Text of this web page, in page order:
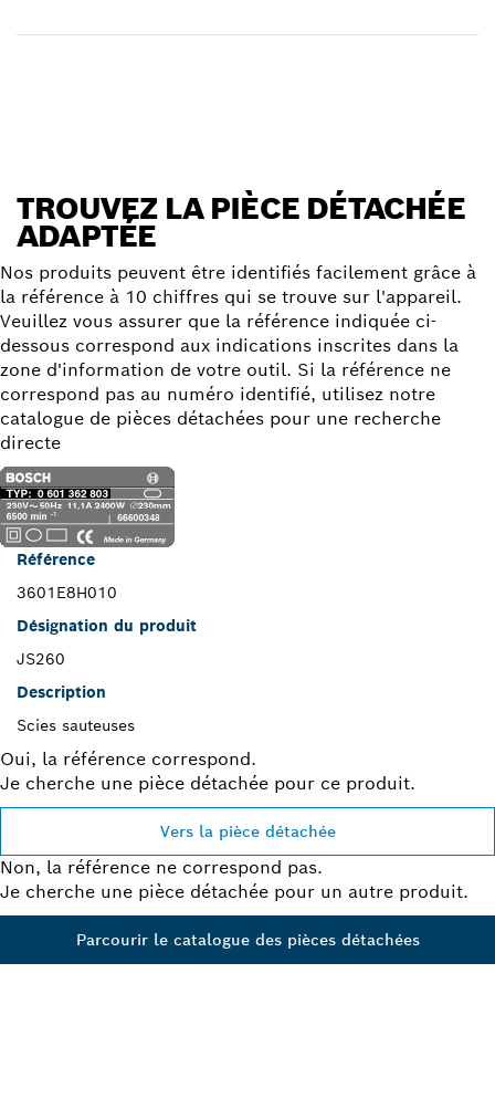
TROUVEZ LA PIÈCE DÉTACHÉE
ADAPTÉE
Nos produits peuvent être identifiés facilement grâce à
la référence à 10 chiffres qui se trouve sur l'appareil.
Veuillez vous assurer que la référence indiquée ci-
dessous correspond aux indications inscrites dans la
zone d'information de votre outil. Si la référence ne
correspond pas au numéro identifié, utilisez notre
catalogue de pièces détachées pour une recherche
directe
Référence
3601E8H010
Désignation du produit
JS260
Description
Scies sauteuses
Oui, la référence correspond.
Je cherche une pièce détachée pour ce produit.
Vers la pièce détachée
Non, la référence ne correspond pas.
Je cherche une pièce détachée pour un autre produit.
Parcourir le catalogue des pièces détachées